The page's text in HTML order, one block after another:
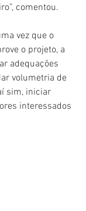
comentou.
vez que o
o projeto, a
adequações
volumetria de
sim, iniciar
interessados